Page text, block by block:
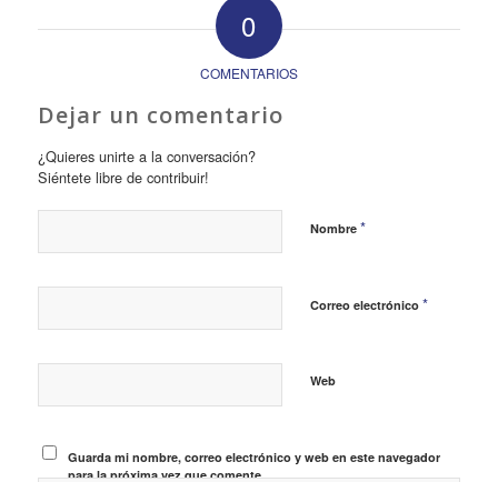
0
COMENTARIOS
Dejar un comentario
¿Quieres unirte a la conversación?
Siéntete libre de contribuir!
Nombre *
Correo electrónico *
Web
Guarda mi nombre, correo electrónico y web en este navegador
para la próxima vez que comente.